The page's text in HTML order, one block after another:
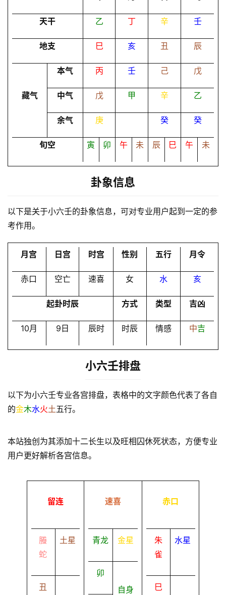
登录 注册
天干 乙 丁 辛 壬
地支 巳 亥 丑 辰
本气 丙 壬 己 戊
藏气 中气 戊 甲 辛 乙
余气 庚 癸 癸
旬空 寅 卯 午 未 辰 巳 午 未
卦象信息
以下是关于小六壬的卦象信息，可对专业用户起到一定的参
考作用。
月宫 日宫 时宫 性别 五行 月令
赤口 空亡 速喜 女 水 亥
起卦时辰 方式 类型 吉凶
10月 9日 辰时 时辰 情感 中吉
小六壬排盘
以下为小六壬专业各宫排盘，表格中的文字颜色代表了各自
的金木水火土五行。
本站独创为其添加十二长生以及旺相囚休死状态，方便专业
用户更好解析各宫信息。
留连
螣
蛇
土星
丑
速喜
青龙 金星
卯
自身
赤口
朱
雀
水星
巳